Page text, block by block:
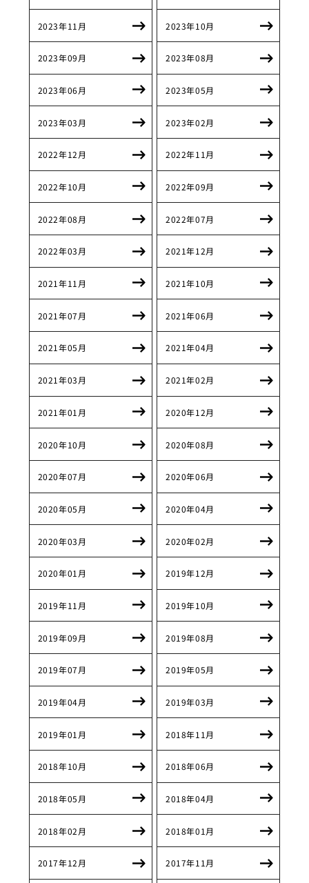
2023年11月 2023年10月
2023年09月 2023年08月
2023年06月 2023年05月
2023年03月 2023年02月
2022年12月 2022年11月
2022年10月 2022年09月
2022年08月 2022年07月
2022年03月 2021年12月
2021年11月 2021年10月
2021年07月 2021年06月
2021年05月 2021年04月
2021年03月 2021年02月
2021年01月 2020年12月
2020年10月 2020年08月
2020年07月 2020年06月
2020年05月 2020年04月
2020年03月 2020年02月
2020年01月 2019年12月
2019年11月 2019年10月
2019年09月 2019年08月
2019年07月 2019年05月
2019年04月 2019年03月
2019年01月 2018年11月
2018年10月 2018年06月
2018年05月 2018年04月
2018年02月 2018年01月
2017年12月 2017年11月